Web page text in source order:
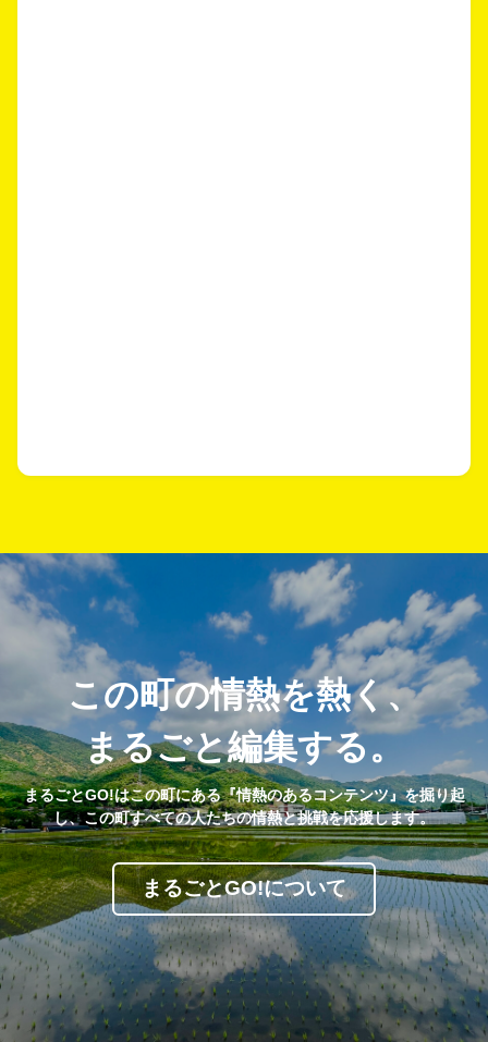
この町の情熱を熱く、
まるごと編集する。
まるごとGO!はこの町にある『情熱のあるコンテンツ』を掘り起
し、この町すべての人たちの情熱と挑戦を応援します。
まるごとGO!について